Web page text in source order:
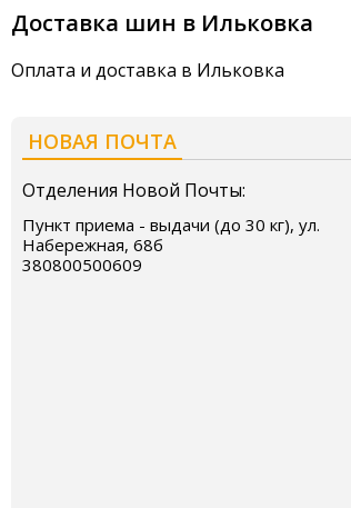
Доставка шин в Ильковка
Оплата и доставка в Ильковка
НОВАЯ ПОЧТА
Отделения Новой Почты:
Пункт приема - выдачи (до 30 кг), ул.
Набережная, 68б
380800500609